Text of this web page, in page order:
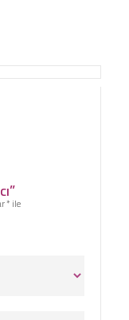
* ile